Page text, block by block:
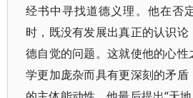
经书中寻找道德义理。他在否
时，既没有发展出真正的认识
德自觉的问题。这就使他的心
学更加庞杂而具有更深刻的矛